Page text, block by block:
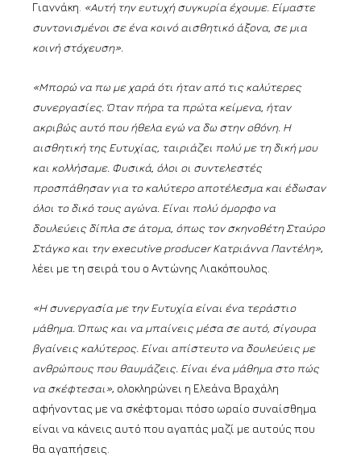
Γιαννάκη. «Αυτή την ευτυχή συγκυρία έχουμε. Είμαστε
συντονισμένοι σε ένα κοινό αισθητικό άξονα, σε μια
κοινή στόχευση».
«Μπορώ να πω με χαρά ότι ήταν από τις καλύτερες
συνεργασίες. Όταν πήρα τα πρώτα κείμενα, ήταν
ακριβώς αυτό που ήθελα εγώ να δω στην οθόνη. Η
αισθητική της Ευτυχίας, ταιριάζει πολύ με τη δική μου
και κολλήσαμε. Φυσικά, όλοι οι συντελεστές
προσπάθησαν για το καλύτερο αποτέλεσμα και έδωσαν
όλοι το δικό τους αγώνα. Είναι πολύ όμορφο να
δουλεύεις δίπλα σε άτομα, όπως τον σκηνοθέτη Σταύρο
Στάγκο και την executive producer Κατριάννα Παντέλη»,
λέει με τη σειρά του ο Αντώνης Λιακόπουλος.
«Η συνεργασία με την Ευτυχία είναι ένα τεράστιο
μάθημα. Όπως και να μπαίνεις μέσα σε αυτό, σίγουρα
βγαίνεις καλύτερος. Είναι απίστευτο να δουλεύεις με
ανθρώπους που θαυμάζεις. Είναι ένα μάθημα στο πώς
να σκέφτεσαι», ολοκληρώνει η Ελεάνα Βραχάλη
αφήνοντας με να σκέφτομαι πόσο ωραίο συναίσθημα
είναι να κάνεις αυτό που αγαπάς μαζί με αυτούς που
θα αγαπήσεις.